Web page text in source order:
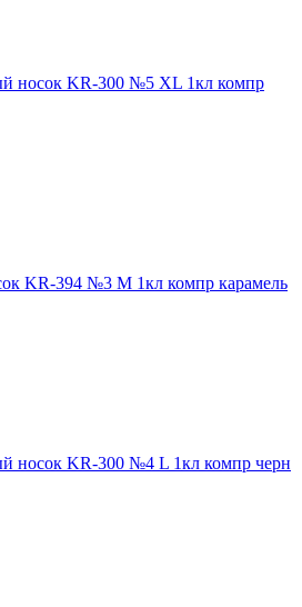
носок KR-300 №5 XL 1кл компр
KR-394 №3 M 1кл компр карамель
носок KR-300 №4 L 1кл компр черн